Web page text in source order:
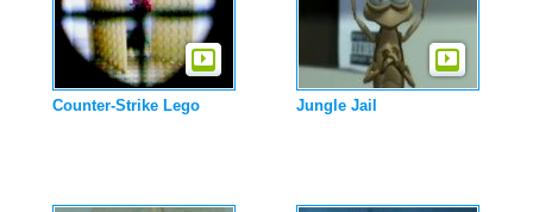
Counter-Strike Lego Jungle Jail